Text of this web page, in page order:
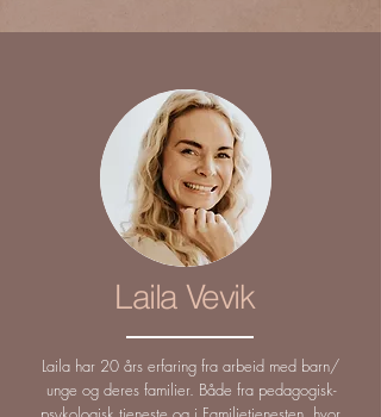
Laila Vevik
Laila har 20 års erfaring fra arbeid med barn/
unge og deres familier. Både fra pedagogisk-